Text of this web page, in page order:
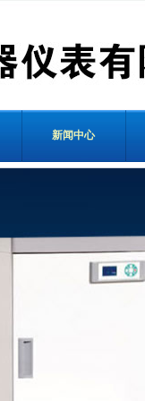
新闻中心